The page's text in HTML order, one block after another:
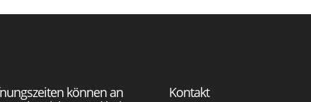
können an
Kontakt